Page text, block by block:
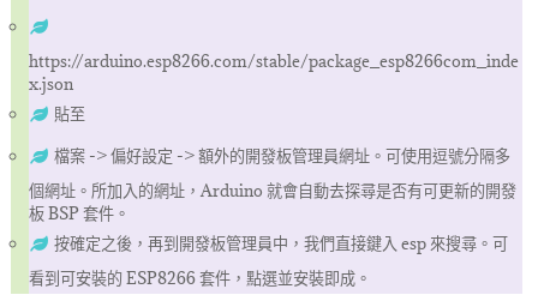
https://arduino.esp8266.com/stable/package_esp8266com_inde
x.json
貼至
檔案 -> 偏好設定 -> 額外的開發板管理員網址。可使用逗號分隔多
個網址。所加入的網址，Arduino 就會自動去探尋是否有可更新的開發
板 BSP 套件。
按確定之後，再到開發板管理員中，我們直接鍵入 esp 來搜尋。可
看到可安裝的 ESP8266 套件，點選並安裝即成。